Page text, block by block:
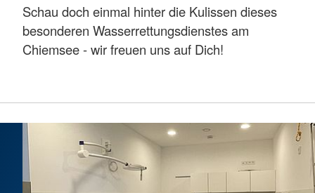
Schau doch einmal hinter die Kulissen dieses
besonderen Wasserrettungsdienstes am
Chiemsee - wir freuen uns auf Dich!